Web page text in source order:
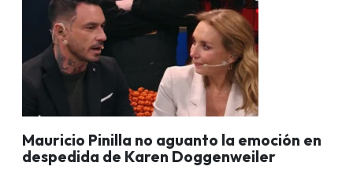
Mauricio Pinilla no aguanto la emoción en
despedida de Karen Doggenweiler